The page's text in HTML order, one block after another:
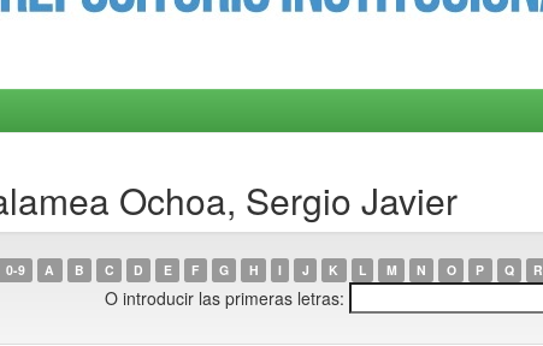
Ochoa, Sergio Javier
0-9 A B C D E F G H I J K L M N O P Q R
O introducir las primeras letras: